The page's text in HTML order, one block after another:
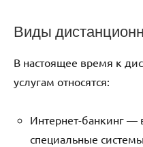
Виды
В настоящее время к
услугам относятся:
Интернет-банкинг —
специальные